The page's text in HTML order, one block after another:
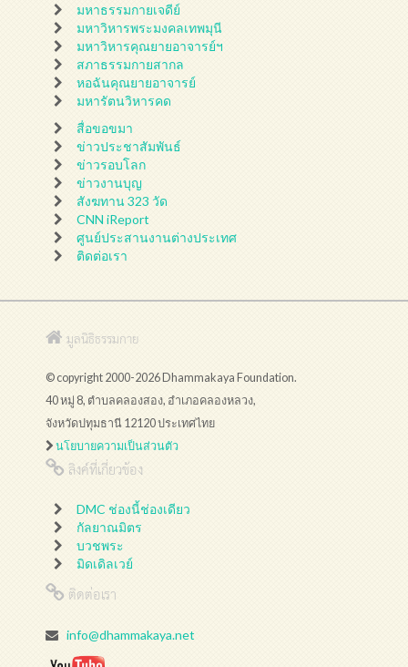
มหาธรรมกายเจดีย์
มหาวิหารพระมงคลเทพมุนี
มหาวิหารคุณยายอาจารย์ฯ
สภาธรรมกายสากล
หอฉันคุณยายอาจารย์
มหารัตนวิหารคด
สื่อขอขมา
ข่าวประชาสัมพันธ์
ข่าวรอบโลก
ข่าวงานบุญ
สังฆทาน 323 วัด
CNN iReport
ศูนย์ประสานงานต่างประเทศ
ติดต่อเรา
มูลนิธิธรรมกาย
© copyright 2000-2026 Dhammakaya Foundation.
40 หมู่ 8, ตำบลคลองสอง, อำเภอคลองหลวง,
จังหวัดปทุมธานี 12120 ประเทศไทย
นโยบายความเป็นส่วนตัว
ลิงค์ที่เกี่ยวข้อง
DMC ช่องนี้ช่องเดียว
กัลยาณมิตร
บวชพระ
มิดเดิลเวย์
ติดต่อเรา
info@dhammakaya.net